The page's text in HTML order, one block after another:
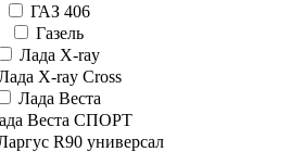
ГАЗ 406
Газель
Лада X-ray
X-ray Cross
Лада Веста
Веста СПОРТ
R90 универсал